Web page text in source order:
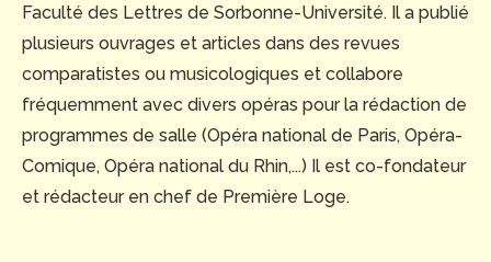
Faculté des Lettres de Sorbonne-Université. Il a publié
plusieurs ouvrages et articles dans des revues
comparatistes ou musicologiques et collabore
fréquemment avec divers opéras pour la rédaction de
programmes de salle (Opéra national de Paris, Opéra-
Comique, Opéra national du Rhin,...) Il est co-fondateur
et rédacteur en chef de Première Loge.